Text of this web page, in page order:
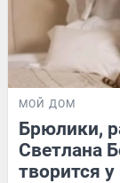
МОЙ ДОМ
Брюлики,
Светлана
творится